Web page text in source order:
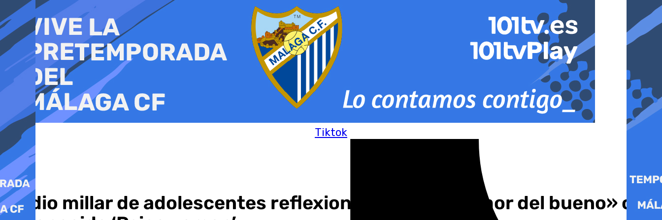
al
contenido
Tiktok
Medio millar de adolescentes reflexionan sobre el «amor del bueno» con